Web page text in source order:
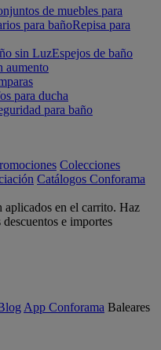
de muebles para
para bañoRepisa para
sin LuzEspejos de baño
aumento
para ducha
para baño
Colecciones
Catálogos Conforama
aplicados en el carrito. Haz
e importes
App Conforama Baleares